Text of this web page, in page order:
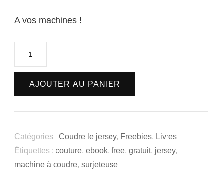
A vos machines !
de
couds
le
-
E-
AJOUTER AU PANIER
Catégories : Coudre le jersey, Freebies, Livres
Étiquettes : couture, ebook, free, gratuit, jersey,
machine à coudre, surjeteuse